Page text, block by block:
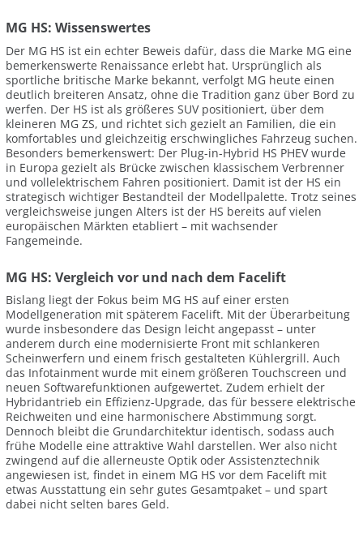
MG HS: Wissenswertes
Der MG HS ist ein echter Beweis dafür, dass die Marke MG eine
bemerkenswerte Renaissance erlebt hat. Ursprünglich als
sportliche britische Marke bekannt, verfolgt MG heute einen
deutlich breiteren Ansatz, ohne die Tradition ganz über Bord zu
werfen. Der HS ist als größeres SUV positioniert, über dem
kleineren MG ZS, und richtet sich gezielt an Familien, die ein
komfortables und gleichzeitig erschwingliches Fahrzeug suchen.
Besonders bemerkenswert: Der Plug-in-Hybrid HS PHEV wurde
in Europa gezielt als Brücke zwischen klassischem Verbrenner
und vollelektrischem Fahren positioniert. Damit ist der HS ein
strategisch wichtiger Bestandteil der Modellpalette. Trotz seines
vergleichsweise jungen Alters ist der HS bereits auf vielen
europäischen Märkten etabliert – mit wachsender
Fangemeinde.
MG HS: Vergleich vor und nach dem Facelift
Bislang liegt der Fokus beim MG HS auf einer ersten
Modellgeneration mit späterem Facelift. Mit der Überarbeitung
wurde insbesondere das Design leicht angepasst – unter
anderem durch eine modernisierte Front mit schlankeren
Scheinwerfern und einem frisch gestalteten Kühlergrill. Auch
das Infotainment wurde mit einem größeren Touchscreen und
neuen Softwarefunktionen aufgewertet. Zudem erhielt der
Hybridantrieb ein Effizienz-Upgrade, das für bessere elektrische
Reichweiten und eine harmonischere Abstimmung sorgt.
Dennoch bleibt die Grundarchitektur identisch, sodass auch
frühe Modelle eine attraktive Wahl darstellen. Wer also nicht
zwingend auf die allerneuste Optik oder Assistenztechnik
angewiesen ist, findet in einem MG HS vor dem Facelift mit
etwas Ausstattung ein sehr gutes Gesamtpaket – und spart
dabei nicht selten bares Geld.